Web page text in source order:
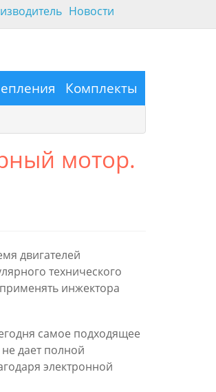
Новости
Комплекты
мотор.
двигателей
технического
инжектора
самое подходящее
дает полной
электронной